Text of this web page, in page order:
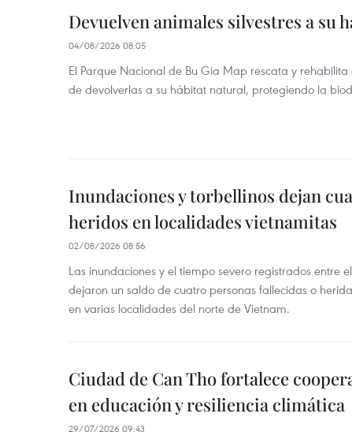
Devuelven animales silvestres a su
04/08/2026 08:05
El Parque Nacional de Bu Gia Map rescata y
de devolverlas a su hábitat natural, protegiendo la
Inundaciones y torbellinos dejan
heridos en localidades vietnamitas
02/08/2026 08:56
Las inundaciones y el tiempo severo registrados entre
dejaron un saldo de cuatro personas fallecidas o
en varias localidades del norte de Vietnam.
Ciudad de Can Tho fortalece
en educación y resiliencia climática
29/07/2026 09:43